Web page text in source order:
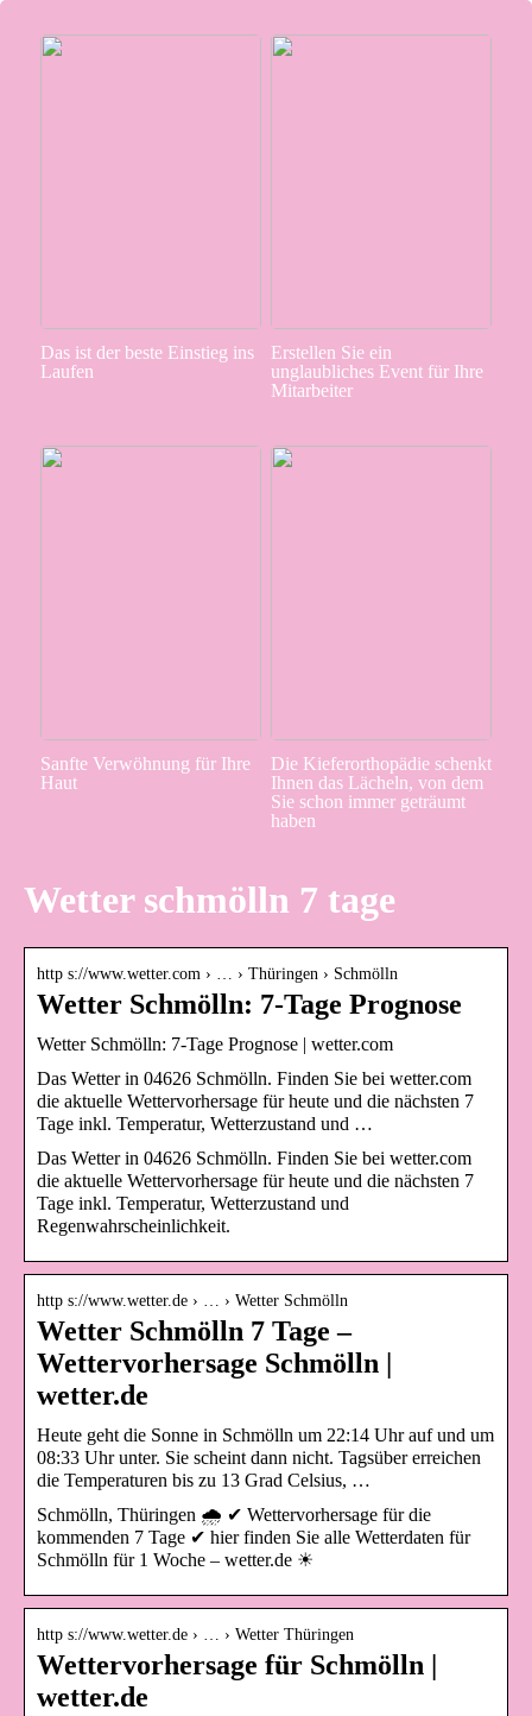
Das ist der beste Einstieg ins
Laufen
Erstellen Sie ein
unglaubliches Event für Ihre
Mitarbeiter
Sanfte Verwöhnung für Ihre
Haut
Die Kieferorthopädie schenkt
Ihnen das Lächeln, von dem
Sie schon immer geträumt
haben
Wetter schmölln 7 tage
http s://www.wetter.com › … › Thüringen › Schmölln
Wetter Schmölln: 7-Tage Prognose
Wetter Schmölln: 7-Tage Prognose | wetter.com
Das Wetter in 04626 Schmölln. Finden Sie bei wetter.com
die aktuelle Wettervorhersage für heute und die nächsten 7
Tage inkl. Temperatur, Wetterzustand und …
Das Wetter in 04626 Schmölln. Finden Sie bei wetter.com
die aktuelle Wettervorhersage für heute und die nächsten 7
Tage inkl. Temperatur, Wetterzustand und
Regenwahrscheinlichkeit.
http s://www.wetter.de › … › Wetter Schmölln
Wetter Schmölln 7 Tage –
Wettervorhersage Schmölln |
wetter.de
Heute geht die Sonne in Schmölln um 22:14 Uhr auf und um
08:33 Uhr unter. Sie scheint dann nicht. Tagsüber erreichen
die Temperaturen bis zu 13 Grad Celsius, …
Schmölln, Thüringen 🌧️ ✔ Wettervorhersage für die
kommenden 7 Tage ✔ hier finden Sie alle Wetterdaten für
Schmölln für 1 Woche – wetter.de ☀
http s://www.wetter.de › … › Wetter Thüringen
Wettervorhersage für Schmölln |
wetter.de